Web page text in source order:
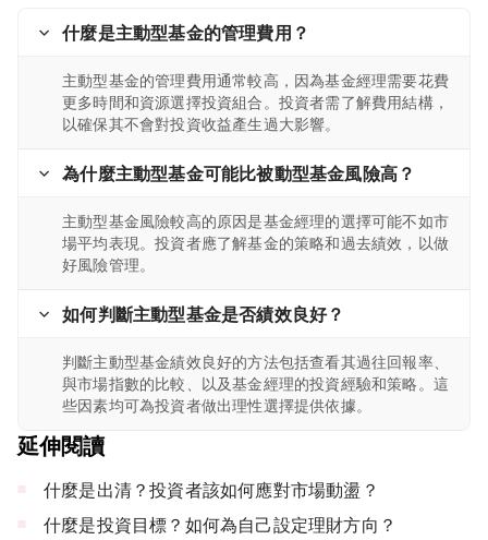
什麼是主動型基金的管理費用？
主動型基金的管理費用通常較高，因為基金經理需要花費
更多時間和資源選擇投資組合。投資者需了解費用結構，
以確保其不會對投資收益產生過大影響。
為什麼主動型基金可能比被動型基金風險高？
主動型基金風險較高的原因是基金經理的選擇可能不如市
場平均表現。投資者應了解基金的策略和過去績效，以做
好風險管理。
如何判斷主動型基金是否績效良好？
判斷主動型基金績效良好的方法包括查看其過往回報率、
與市場指數的比較、以及基金經理的投資經驗和策略。這
些因素均可為投資者做出理性選擇提供依據。
延伸閱讀
什麼是出清？投資者該如何應對市場動盪？
什麼是投資目標？如何為自己設定理財方向？